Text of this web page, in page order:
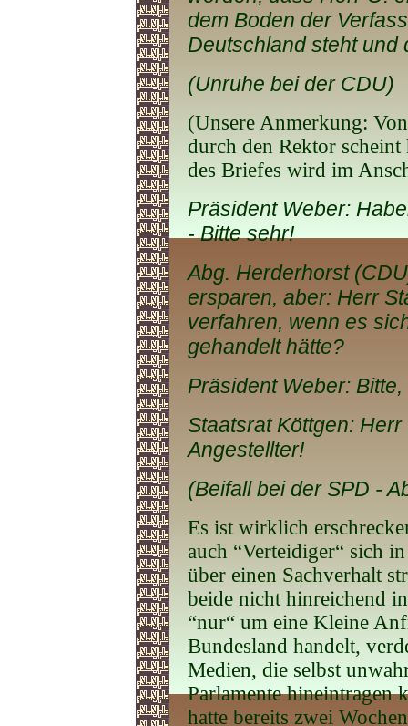
dem Boden der
Deutschland steht und
(Unruhe bei der CDU)
(Unsere Anmerkung:
durch den Rektor
des Briefes wird im
Präsident Weber:
- Bitte sehr!
Abg. Herderhorst
ersparen, aber: Herr
verfahren, wenn es
gehandelt hätte?
Präsident Weber:
Staatsrat Köttgen:
Angestellter!
(Beifall bei der SPD -
Es ist wirklich
auch “Verteidiger“ sich
über einen Sachverhalt
beide nicht hinreichend
“nur“ um eine Kleine
Bundesland handelt,
Medien, die selbst
Parlamente hineintragen
hatte bereits zwei